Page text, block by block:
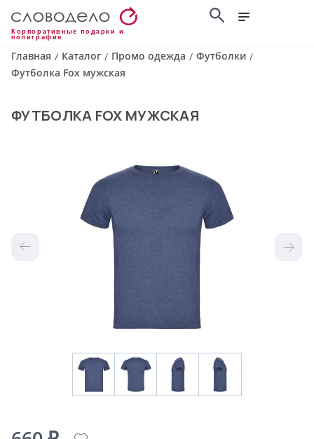
Корпоративные подарки и
полиграфия
Главная / Каталог / Промо одежда / Футболки /
Футболка Fox мужская
ФУТБОЛКА FOX МУЖСКАЯ